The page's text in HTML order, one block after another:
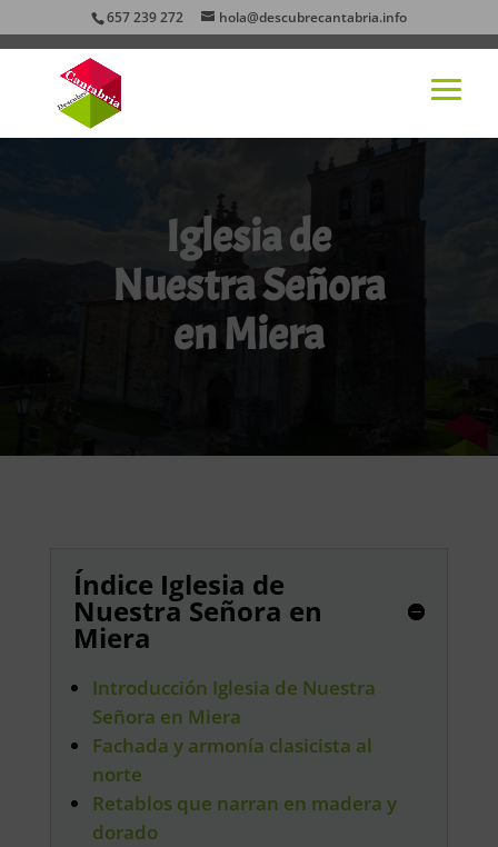
657 239 272 hola@descubrecantabria.info
Iglesia de
Nuestra Señora
en Miera
Índice Iglesia de
Nuestra Señora en
Miera
Introducción Iglesia de Nuestra
Señora en Miera
Fachada y armonía clasicista al
norte
Retablos que narran en madera y
dorado